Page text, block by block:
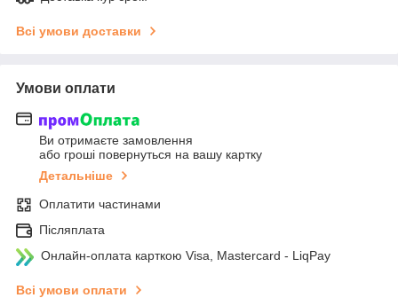
Всі умови доставки
Умови оплати
Ви отримаєте замовлення
або гроші повернуться на вашу картку
Детальніше
Оплатити частинами
Післяплата
Онлайн-оплата карткою Visa, Mastercard - LiqPay
Всі умови оплати